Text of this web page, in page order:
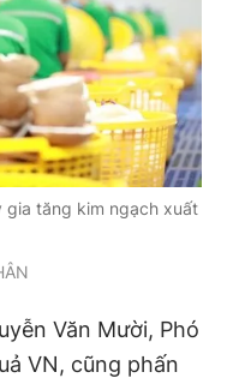
gia tăng kim ngạch xuất
Văn Mười, Phó
VN, cũng phấn